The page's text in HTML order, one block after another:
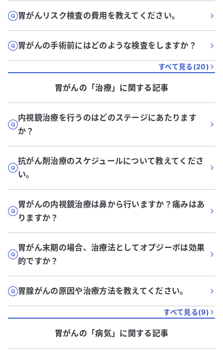
胃がんリスク検査の費用を教えてください。
胃がんの手術前にはどのような検査をしますか？
すべて見る(20)
胃がんの「治療」に関する記事
内視鏡治療を行うのはどのステージにあたります
か？
抗がん剤治療のスケジュールについて教えてくださ
い。
胃がんの内視鏡治療は鼻から行いますか？痛みはあ
りますか？
胃がん末期の場合、治療法としてオプジーボは効果
的ですか？
胃腺がんの原因や治療方法を教えてください。
すべて見る(9)
胃がんの「病気」に関する記事